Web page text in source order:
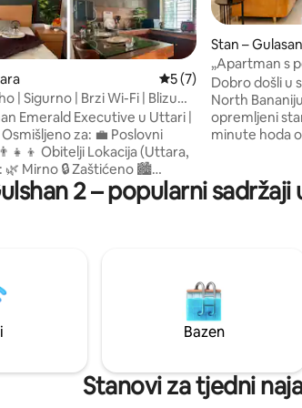
recenzija: 36
Prosječna ocjena: 5/5,
5 (7)
| Sigurno | Brzi Wi-Fi | Blizu
Emerald Executive u Uttari |
Lokacija (Uttara,
Ograđena 🚪 zajednica
za obitelji ✈️ U blizini
zračne luke 🚉 15 minuta
kolodvora u zračnoj luci
od podzemne željeznice Uttara
Stan –
„Apartman s
12. katu u
Dobro došli u
North Bananiju u
opremljeni
minute hoda
udobne
blagovaonici i
također su
Rezervirajte
2 – popularni
Bazen
Stanovi za tjedni